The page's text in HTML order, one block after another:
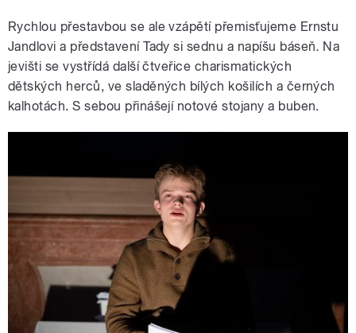
Rychlou přestavbou se ale vzápětí přemisťujeme Ernstu
Jandlovi a představení Tady si sednu a napíšu báseň. Na
jevišti se vystřídá další čtveřice charismatických
dětských herců, ve sladěných bílých košilích a černých
kalhotách. S sebou přinášejí notové stojany a buben.